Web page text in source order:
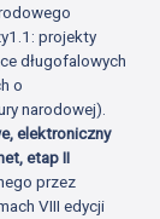
projekty
długofalowych
o
narodowej).
elektroniczny
etap II
przez
VIII edycji